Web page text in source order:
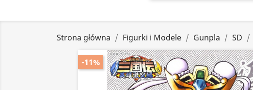
Strona główna Figurki i Modele Gunpla SD
-11%